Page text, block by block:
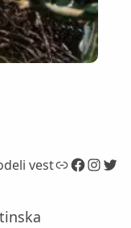
vestLink Facebook InstagramTwitter